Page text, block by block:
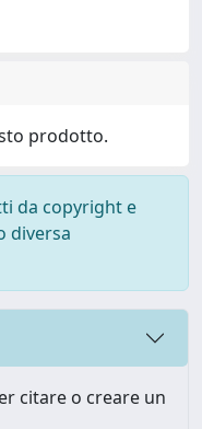
prodotto.
da copyright e
diversa
citare o creare un